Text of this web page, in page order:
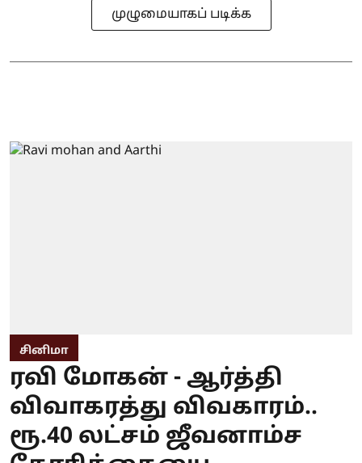
முழுமையாகப் படிக்க
சினிமா
ரவி மோகன் - ஆர்த்தி
விவாகரத்து விவகாரம்..
ரூ.40 லட்சம் ஜீவனாம்ச